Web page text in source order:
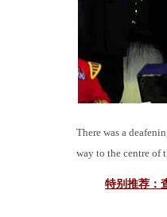
There was a
way to the centre of
特别推荐：